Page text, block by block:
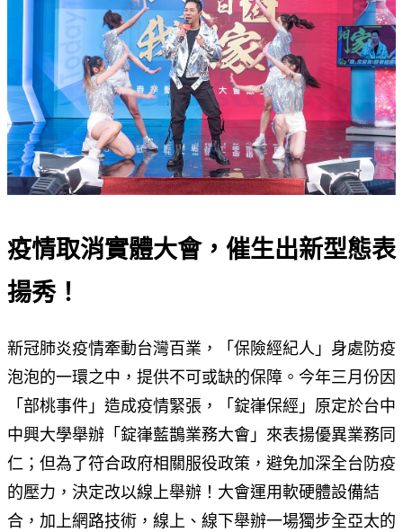
疫情取消實體大會，催生出新型態表
揚秀！
新冠肺炎疫情牽動台灣百業，「保險經紀人」身處防疫
泡泡的一環之中，提供不可或缺的保障。今年三月份因
「部桃事件」造成疫情緊張，「錠嵂保經」原定於台中
中興大學舉辦「錠嵂藍鵲業務大會」來表揚優異業務同
仁；但為了符合政府相關服役政策，避免加深全台防疫
的壓力，決定改以線上舉辦！大會運用軟硬體設備結
合，加上網路技術，線上、線下舉辦一場獨步全亞太的